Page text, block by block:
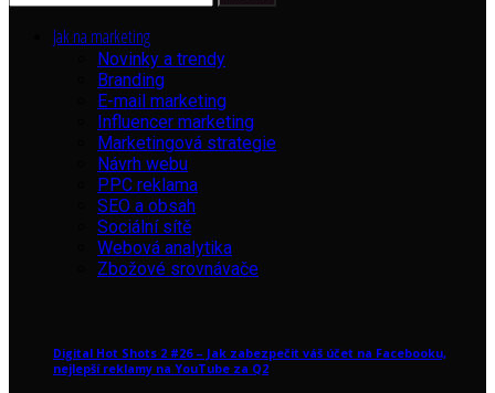
Jak na marketing
Novinky a trendy
Branding
E-mail marketing
Influencer marketing
Marketingová strategie
Návrh webu
PPC reklama
SEO a obsah
Sociální sítě
Webová analytika
Zbožové srovnávače
Digital Hot Shots 2 #26 – Jak zabezpečit váš účet na Facebooku,
nejlepší reklamy na YouTube za Q2